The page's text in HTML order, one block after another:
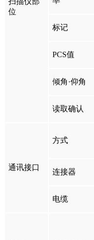
位
标记
PCS值
倾角·仰角
读取确认
通讯接口
方式
连接器
电缆